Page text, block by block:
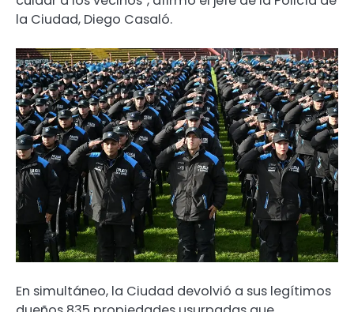
la Ciudad, Diego Casaló.
En simultáneo, la Ciudad devolvió a sus legítimos